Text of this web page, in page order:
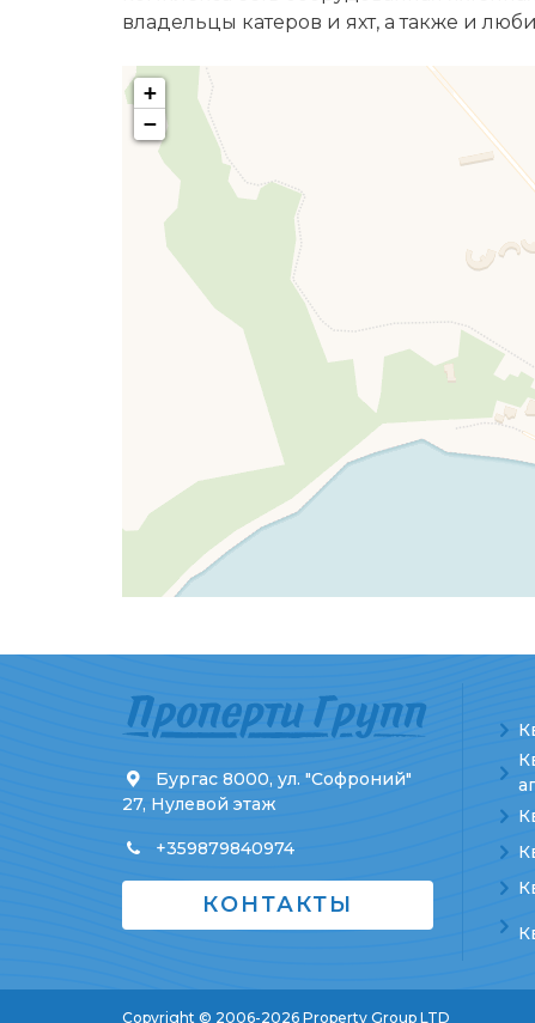
владельцы катеров и яхт, а также и
+
−
Бургас 8000, ул. "Софроний"
27, Нулевой этаж
+359879840974
КОНТАКТЫ
Copyright © 2006-2026 Property Group LTD